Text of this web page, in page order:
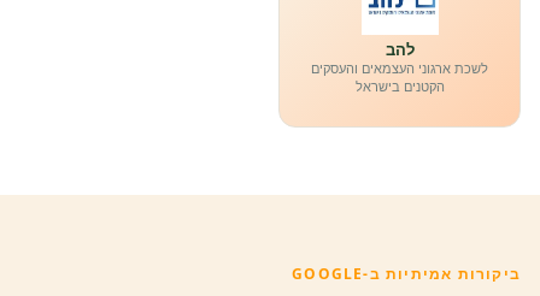
להב
לשכת ארגוני העצמאים והעסקים
הקטנים בישראל
ביקורות אמיתיות ב-GOOGLE